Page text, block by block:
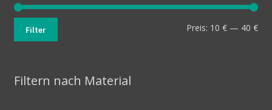
Filter Preis: 10 € — 40 €
Filtern nach Material